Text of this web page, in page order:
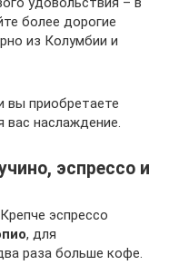
более дорогие
из Колумбии и
вы приобретаете
наслаждение.
эспрессо и
эспрессо
, для
раза больше кофе.